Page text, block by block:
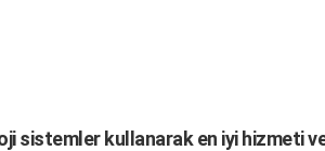
sistemler kullanarak en iyi hizmeti